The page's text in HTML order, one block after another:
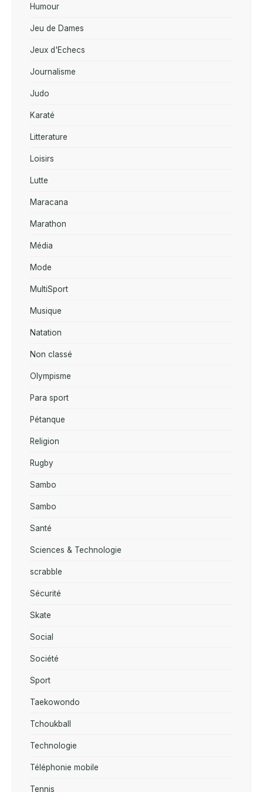
Humour
Jeu de Dames
Jeux d'Echecs
Journalisme
Judo
Karaté
Litterature
Loisirs
Lutte
Maracana
Marathon
Média
Mode
MultiSport
Musique
Natation
Non classé
Olympisme
Para sport
Pétanque
Religion
Rugby
Sambo
Sambo
Santé
Sciences & Technologie
scrabble
Sécurité
Skate
Social
Société
Sport
Taekowondo
Tchoukball
Technologie
Téléphonie mobile
Tennis